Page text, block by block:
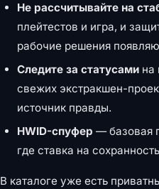
Не рассчитывайте на
плейтестов и игра, и
рабочие решения
Следите за статусами на
свежих экстракшен-
источник правды.
HWID-спуфер — базовая
где ставка на
В каталоге уже есть